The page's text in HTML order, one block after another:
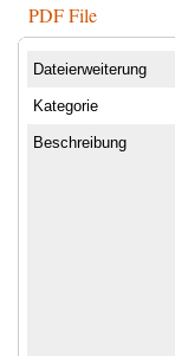
PDF File
Dateierweiterung
Kategorie
Beschreibung